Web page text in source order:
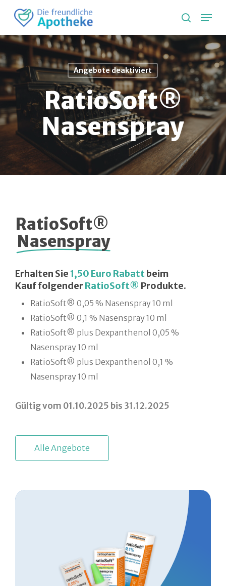
main
content
search
Angebote deaktiviert
RatioSoft®
Nasenspray
RatioSoft®
Nasenspray
Erhalten Sie1,50 Euro Rabattbeim
Kauf folgender RatioSoft® Produkte.
RatioSoft® 0,05 % Nasenspray 10 ml
RatioSoft® 0,1 % Nasenspray 10 ml
RatioSoft® plus Dexpanthenol 0,05 %
Nasenspray 10 ml
RatioSoft® plus Dexpanthenol 0,1 %
Nasenspray 10 ml
Gültig vom 01.10.2025 bis 31.12.2025
A le Angebote